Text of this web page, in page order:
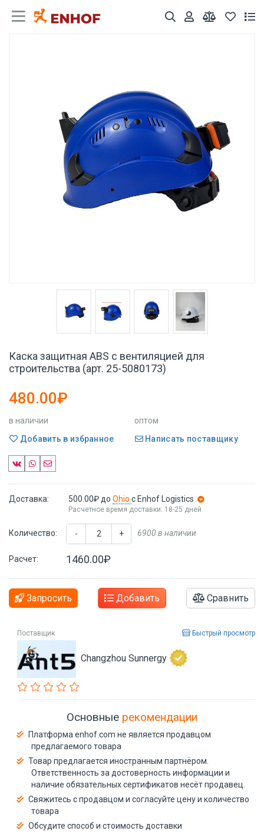
Каска защитная ABS с вентиляцией для
строительства (арт. 25-5080173)
480.00₽
в наличии
оптом
Добавить в избранное
Написать поставщику
Доставка: 500.00₽ до Ohio с Enhof Logistics
Расчетное время доставки: 18-25 дней
Количество: - + 6900 в наличии
Расчет: 1460.00₽
Запросить Добавить Сравнить
Поставщик Быстрый просмотр
Changzhou Sunnergy
Основные рекомендации
Платформа enhof.com не является продавцом
предлагаемого товара
Товар предлагается иностранным партнёром.
Ответственность за достоверность информации и
наличие обязательных сертификатов несёт продавец.
Свяжитесь с продавцом и согласуйте цену и количество
товара
Обсудите способ и стоимость доставки